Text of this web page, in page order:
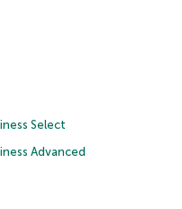
Select
Advanced